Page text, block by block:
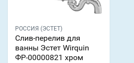
РОССИЯ (ЭСТЕТ)
Слив-перелив для
ванны Эстет Wirquin
ФР-00000821 хром